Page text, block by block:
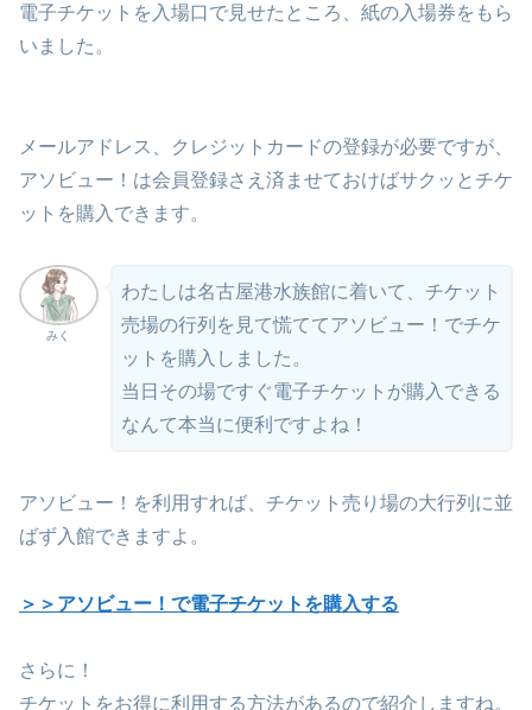
電子チケットを入場口で見せたところ、紙の入場券をもら
いました。
メールアドレス、クレジットカードの登録が必要ですが、
アソビュー！は会員登録さえ済ませておけばサクッとチケ
ットを購入できます。
みく
わたしは名古屋港水族館に着いて、チケット
売場の行列を見て慌ててアソビュー！でチケ
ットを購入しました。
当日その場ですぐ電子チケットが購入できる
なんて本当に便利ですよね！
アソビュー！を利用すれば、チケット売り場の大行列に並
ばず入館できますよ。
＞＞アソビュー！で電子チケットを購入する
さらに！
チケットをお得に利用する方法があるので紹介しますね。